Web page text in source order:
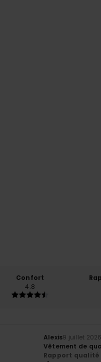
Confort
4.8
Alexis9 juillet 2026
Vêtement de
Rapport qualité